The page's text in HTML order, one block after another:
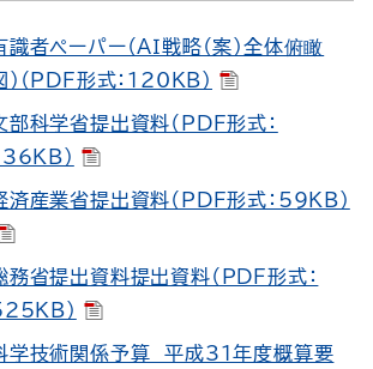
識者ペーパー（ＡＩ戦略（案）全体俯瞰
）（PDF形式：120KB）
部科学省提出資料（PDF形式：
）
済産業省提出資料（PDF形式：59KB）
務省提出資料提出資料（PDF形式：
）
学技術関係予算 平成31年度概算要